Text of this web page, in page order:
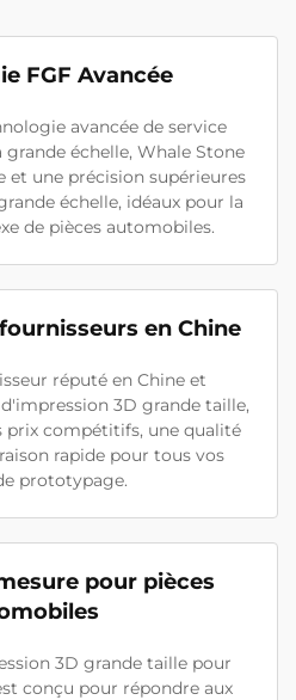
FGF Avancée
avancée de service
échelle, Whale Stone
et une précision supérieures
échelle, idéaux pour la
de pièces automobiles.
en Chine
réputé en Chine et
3D grande taille,
prix compétitifs, une qualité
rapide pour tous vos
prototypage.
pour pièces
3D grande taille pour
conçu pour répondre aux